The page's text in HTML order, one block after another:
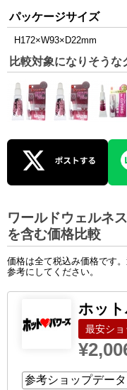
パッケージサイズ
H172×W93×D22mm
比較対象になりそうな
ワールドウェルネ
を含む価格比較
価格は全て税込み価格です
参考にしてください。
ホッ
シ
参考ショップデータ